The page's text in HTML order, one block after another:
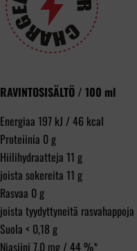
RAVINTOSISÄLTÖ / 100 ml
Energiaa 197 kJ / 46 kcal
Proteiinia 0 g
Hiilihydraatteja 11 g
joista sokereita 11 g
Rasvaa 0 g
joista tyydyttyneitä
Suola < 0,18 g
Niasiini 7,0 mg / 44 %*